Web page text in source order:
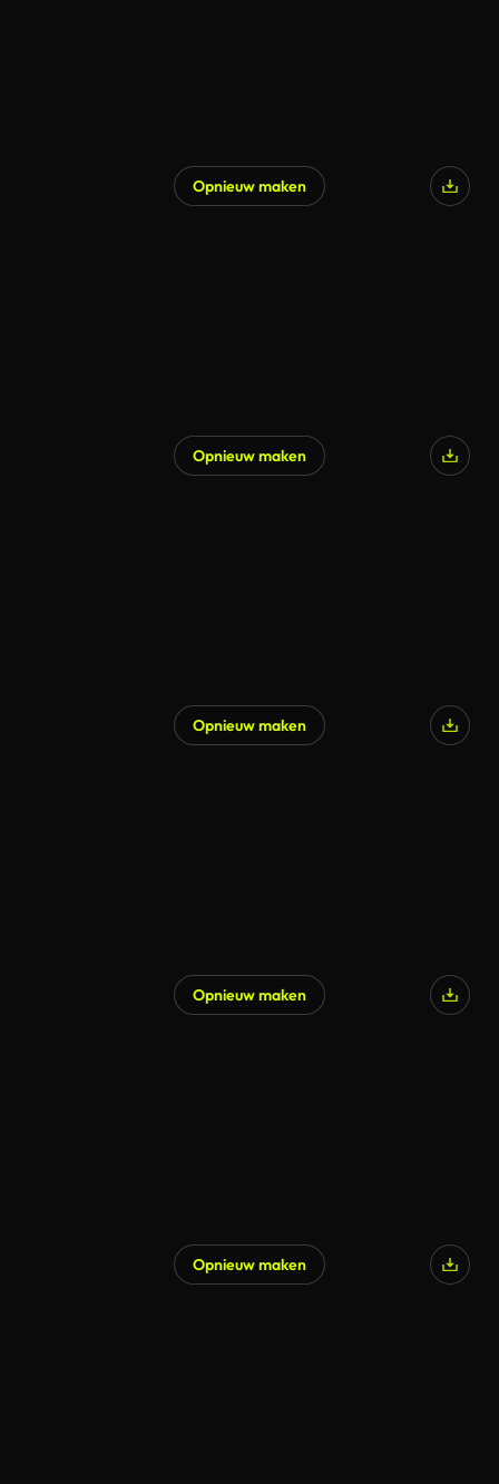
Opnieuw maken
Opnieuw maken
Opnieuw maken
Opnieuw maken
Opnieuw maken